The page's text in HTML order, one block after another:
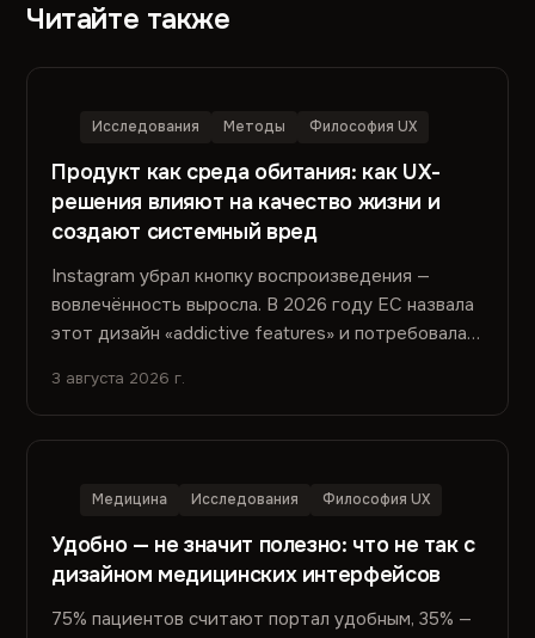
Читайте также
Исследования Методы Философия UX
Продукт как среда обитания: как UX-
решения влияют на качество жизни и
создают системный вред
Instagram убрал кнопку воспроизведения —
вовлечённость выросла. В 2026 году EC назвала
этот дизайн «addictive features» и потребовала
и что с этим делать.
3 августа 2026 г.
Медицина Исследования Философия UX
Удобно — не значит полезно: что не так с
дизайном медицинских интерфейсов
75% пациентов считают портал удобным, 35% —